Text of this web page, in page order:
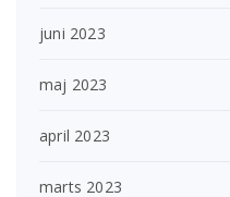
juni 2023
maj 2023
april 2023
marts 2023